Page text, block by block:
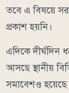
তবে এ বিষয়ে
প্রকাশ হয়নি।
এদিকে দীর্ঘদিন
আসছে স্থানীয়
সমাবেশও